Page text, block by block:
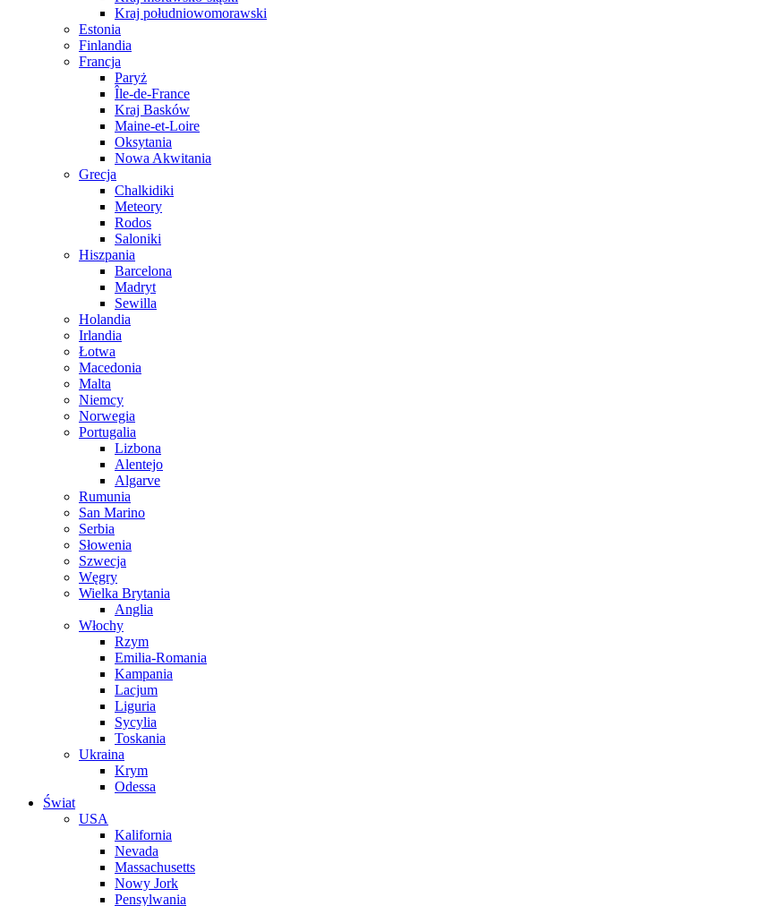
Kraj południowomorawski
Estonia
Finlandia
Francja
Paryż
Île-de-France
Kraj Basków
Maine-et-Loire
Oksytania
Nowa Akwitania
Grecja
Chalkidiki
Meteory
Rodos
Saloniki
Hiszpania
Barcelona
Madryt
Sewilla
Holandia
Irlandia
Łotwa
Macedonia
Malta
Niemcy
Norwegia
Portugalia
Lizbona
Alentejo
Algarve
Rumunia
San Marino
Serbia
Słowenia
Szwecja
Węgry
Wielka Brytania
Anglia
Włochy
Rzym
Emilia-Romania
Kampania
Lacjum
Liguria
Sycylia
Toskania
Ukraina
Krym
Odessa
Świat
USA
Kalifornia
Nevada
Massachusetts
Nowy Jork
Pensylwania